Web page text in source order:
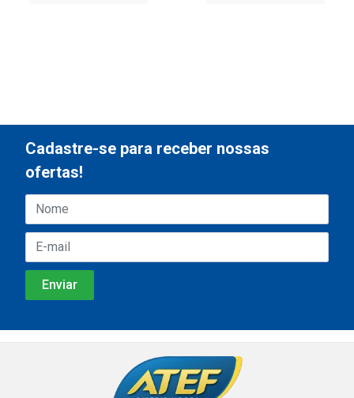
Cadastre-se para receber nossas
ofertas!